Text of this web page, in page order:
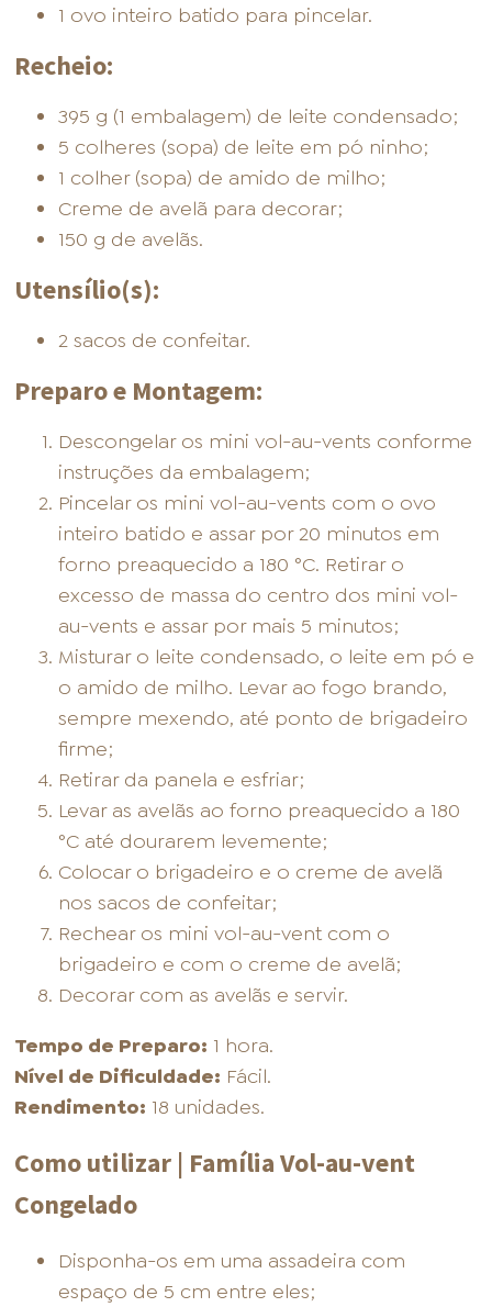
1 ovo inteiro batido para pincelar.
Recheio:
395 g (1 embalagem) de leite condensado;
5 colheres (sopa) de leite em pó ninho;
1 colher (sopa) de amido de milho;
Creme de avelã para decorar;
150 g de avelãs.
Utensílio(s):
2 sacos de confeitar.
Preparo e Montagem:
Descongelar os mini vol-au-vents conforme
instruções da embalagem;
Pincelar os mini vol-au-vents com o ovo
inteiro batido e assar por 20 minutos em
forno preaquecido a 180 °C. Retirar o
excesso de massa do centro dos mini vol-
au-vents e assar por mais 5 minutos;
Misturar o leite condensado, o leite em pó e
o amido de milho. Levar ao fogo brando,
sempre mexendo, até ponto de brigadeiro
firme;
Retirar da panela e esfriar;
Levar as avelãs ao forno preaquecido a 180
°C até dourarem levemente;
Colocar o brigadeiro e o creme de avelã
nos sacos de confeitar;
Rechear os mini vol-au-vent com o
brigadeiro e com o creme de avelã;
Decorar com as avelãs e servir.
Tempo de Preparo: 1 hora.
Nível de Dificuldade: Fácil.
Rendimento: 18 unidades.
Como utilizar | Família Vol-au-vent
Congelado
Disponha-os em uma assadeira com
espaço de 5 cm entre eles;